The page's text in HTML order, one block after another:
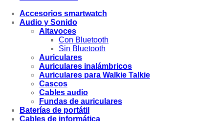
Accesorios smartwatch
Audio y Sonido
Altavoces
Con Bluetooth
Sin Bluetooth
Auriculares
Auriculares inalámbricos
Auriculares para Walkie Talkie
Cascos
Cables audio
Fundas de auriculares
Baterías de portátil
Cables de informática